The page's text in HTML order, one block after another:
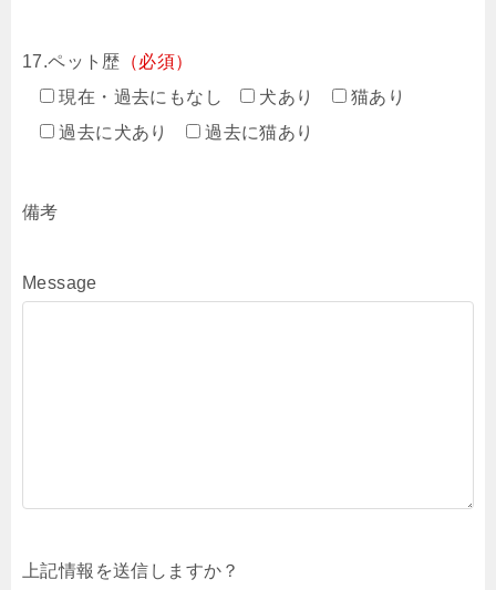
17.ペット歴 （必須）
現在・過去にもなし
犬あり
猫あり
過去に犬あり
過去に猫あり
備考
Message
上記情報を送信しますか？